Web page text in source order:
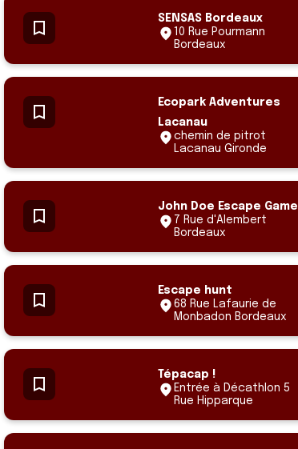
SENSAS Bordeaux
10 Rue Pourmann
Bordeaux
Ecopark Adventures
Lacanau
chemin de pitrot
Lacanau Gironde
John Doe Escape Game
7 Rue d'Alembert
Bordeaux
Escape hunt
68 Rue Lafaurie de
Monbadon Bordeaux
Tépacap !
Entrée à Décathlon 5
Rue Hipparque